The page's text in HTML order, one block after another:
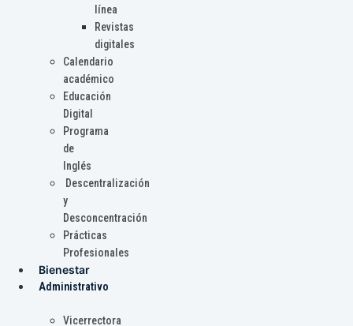
línea
Revistas
digitales
Calendario
académico
Educación
Digital
Programa
de
Inglés
Descentralización
y
Desconcentración
Prácticas
Profesionales
Bienestar
Administrativo
Vicerrectora